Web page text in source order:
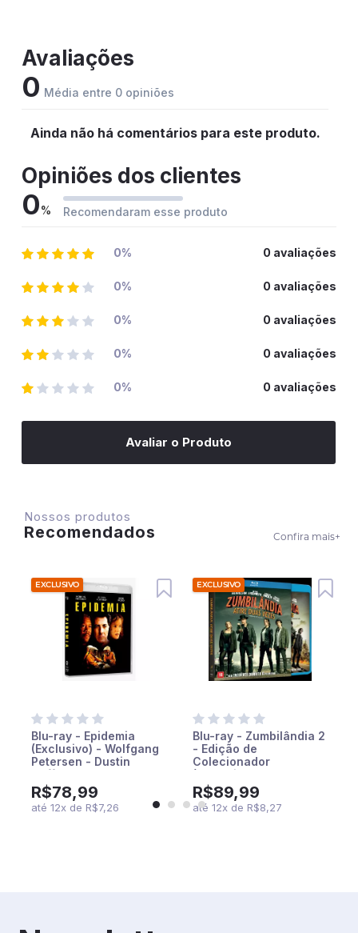
Avaliações
0 Média entre 0 opiniões
Ainda não há comentários para este produto.
Opiniões dos clientes
0% Recomendaram esse produto
0% 0 avaliações
0% 0 avaliações
0% 0 avaliações
0% 0 avaliações
0% 0 avaliações
Avaliar o Produto
Nossos produtos
Recomendados Confira mais+
EXCLUSIVO
Blu-ray - Epidemia
(Exclusivo) - Wolfgang
Petersen - Dustin
Hoffman - Rene Russo -
Morgan Freeman -
Cuba Gooding Jr.
R$78,99
até 12xde R$7,26
EXCLUSIVO
Blu-ray - Zumbilândia 2
- Edição de
Colecionador
(Exclusivo) - Jesse
Eisenberg - Woody
Harrelson - Emma
Stone - Abigail Breslin
R$89,99
até 12xde R$8,27